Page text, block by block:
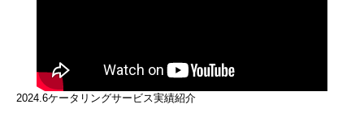
2024.6ケータリングサービス実績紹介